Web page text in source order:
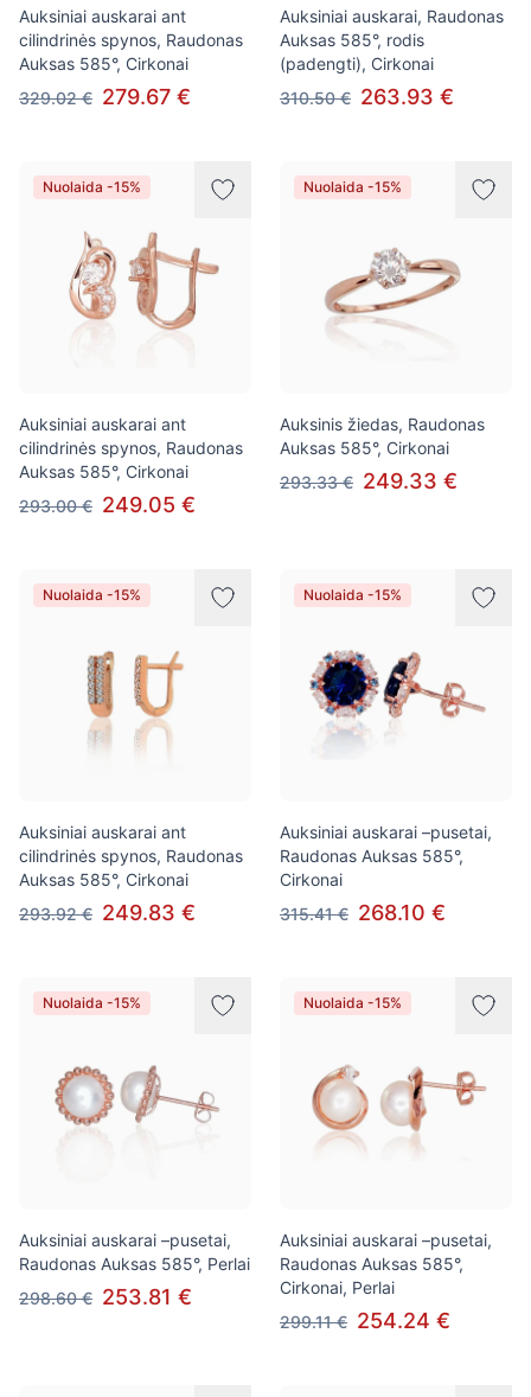
Auksiniai auskarai ant
cilindrinės spynos, Raudonas
Auksas 585°, Cirkonai
329.02 € 279.67 €
Auksiniai auskarai, Raudonas
Auksas 585°, rodis
(padengti), Cirkonai
310.50 € 263.93 €
Nuolaida -15%
Auksiniai auskarai ant
cilindrinės spynos, Raudonas
Auksas 585°, Cirkonai
293.00 € 249.05 €
Nuolaida -15%
Auksinis žiedas, Raudonas
Auksas 585°, Cirkonai
293.33 € 249.33 €
Nuolaida -15%
Auksiniai auskarai ant
cilindrinės spynos, Raudonas
Auksas 585°, Cirkonai
293.92 € 249.83 €
Nuolaida -15%
Auksiniai auskarai –pusetai,
Raudonas Auksas 585°,
Cirkonai
315.41 € 268.10 €
Nuolaida -15%
Auksiniai auskarai –pusetai,
Raudonas Auksas 585°, Perlai
298.60 € 253.81 €
Nuolaida -15%
Auksiniai auskarai –pusetai,
Raudonas Auksas 585°,
Cirkonai, Perlai
299.11 € 254.24 €